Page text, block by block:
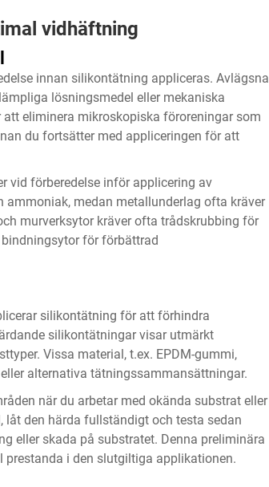
vidhäftning
innan silikontätning appliceras. Avlägsna
lösningsmedel eller mekaniska
eliminera mikroskopiska föroreningar som
du fortsätter med appliceringen för att
vid förberedelse inför applicering av
medan metallunderlag ofta kräver
murverksytor kräver ofta trådskrubbing för
för förbättrad
silikontätning för att förhindra
silikontätningar visar utmärkt
Vissa material, t.ex. EPDM-gummi,
alternativa tätningssammansättningar.
när du arbetar med okända substrat eller
den härda fullständigt och testa sedan
eller skada på substratet. Denna preliminära
i den slutgiltiga applikationen.